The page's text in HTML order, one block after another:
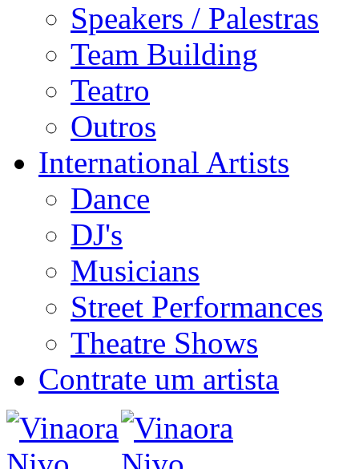
Speakers / Palestras
Team Building
Teatro
Outros
International Artists
Dance
DJ's
Musicians
Street Performances
Theatre Shows
Contrate um artista